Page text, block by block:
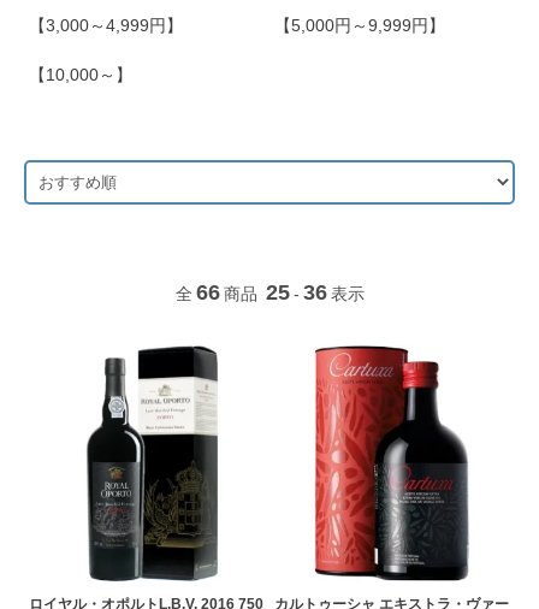
【3,000～4,999円】 【5,000円～9,999円】
【10,000～】
全 66 商品 25 - 36 表示
ロイヤル・オポルトL.B.V. 2016 750
カルトゥーシャ エキストラ・ヴァー